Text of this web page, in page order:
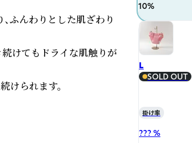
ふんわりとした肌ざわり
続けてもドライな肌触りが
けられます。
10%
L
SOLD OUT
掛け率
??? %